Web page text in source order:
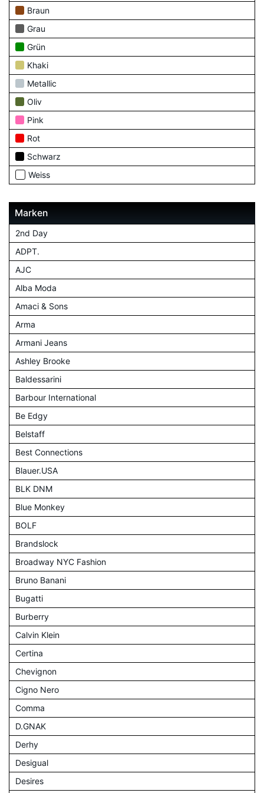
Braun
Grau
Grün
Khaki
Metallic
Oliv
Pink
Rot
Schwarz
Weiss
Marken
2nd Day
ADPT.
AJC
Alba Moda
Amaci & Sons
Arma
Armani Jeans
Ashley Brooke
Baldessarini
Barbour International
Be Edgy
Belstaff
Best Connections
Blauer.USA
BLK DNM
Blue Monkey
BOLF
Brandslock
Broadway NYC Fashion
Bruno Banani
Bugatti
Burberry
Calvin Klein
Certina
Chevignon
Cigno Nero
Comma
D.GNAK
Derhy
Desigual
Desires